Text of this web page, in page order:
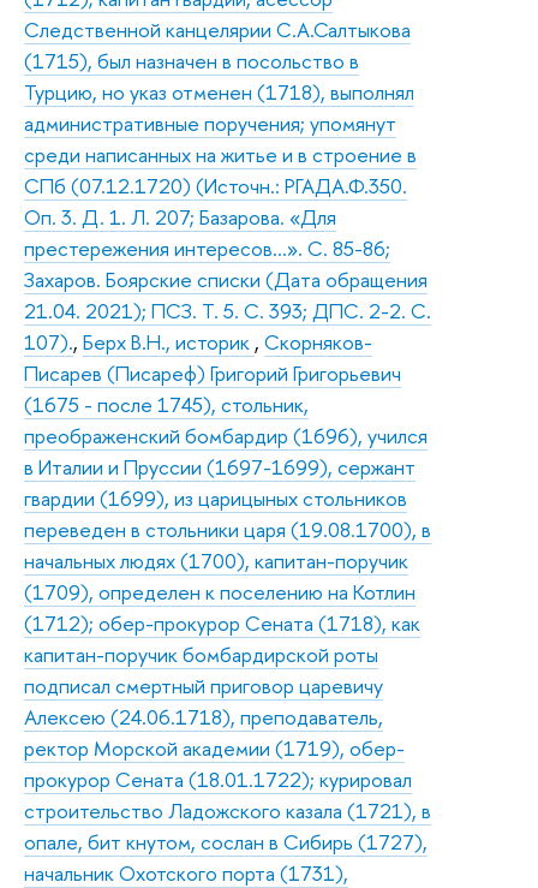
Следственной канцелярии С.А.Салтыкова
(1715), был назначен в посольство в
Турцию, но указ отменен (1718), выполнял
административные поручения; упомянут
среди написанных на житье и в строение в
СПб (07.12.1720) (Источн.: РГАДА.Ф.350.
Оп. 3. Д. 1. Л. 207; Базарова. «Для
престережения интересов…». С. 85-86;
Захаров. Боярские списки (Дата обращения
21.04. 2021); ПСЗ. Т. 5. С. 393; ДПС. 2-2. С.
107)., Берх В.Н., историк , Скорняков-
Писарев (Писареф) Григорий Григорьевич
(1675 - после 1745), стольник,
преображенский бомбардир (1696), учился
в Италии и Пруссии (1697-1699), сержант
гвардии (1699), из царицыных стольников
переведен в стольники царя (19.08.1700), в
начальных людях (1700), капитан-поручик
(1709), определен к поселению на Котлин
(1712); обер-прокурор Сената (1718), как
капитан-поручик бомбардирской роты
подписал смертный приговор царевичу
Алексею (24.06.1718), преподаватель,
ректор Морской академии (1719), обер-
прокурор Сената (18.01.1722); курировал
строительство Ладожского казала (1721), в
опале, бит кнутом, сослан в Сибирь (1727),
начальник Охотского порта (1731),